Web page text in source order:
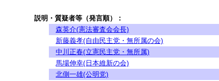
説明・質疑者等（発言順）：
森英介(憲法審査会会長)
新藤義孝(自由民主党・無所属の会)
中川正春(立憲民主党・無所属)
馬場伸幸(日本維新の会)
北側一雄(公明党)